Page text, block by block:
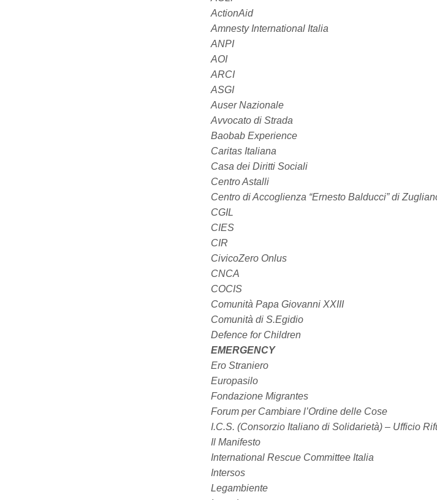
ActionAid
Amnesty International Italia
ANPI
AOI
ARCI
ASGI
Auser Nazionale
Avvocato di Strada
Baobab Experience
Caritas Italiana
Casa dei Diritti Sociali
Centro Astalli
Centro di Accoglienza “Ernesto Balducci” di
CGIL
CIES
CIR
CivicoZero Onlus
CNCA
COCIS
Comunità Papa Giovanni XXIII
Comunità di S.Egidio
Defence for Children
EMERGENCY
Ero Straniero
Europasilo
Fondazione Migrantes
Forum per Cambiare l’Ordine delle Cose
I.C.S. (Consorzio Italiano di Solidarietà) – Ufficio
Il Manifesto
International Rescue Committee Italia
Intersos
Legambiente